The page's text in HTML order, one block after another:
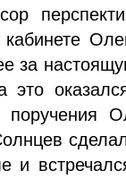
за
поручения
и